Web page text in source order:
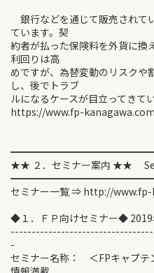
銀行などを通じて販売されて
ています。契
約者が払った保険料を外貨に換
利回りは高
めですが、為替変動のリスクや
し、後でトラブ
ルになるケースが目立ってきて
https://www.fp-
★★ ２．セミナー案内 ★★
セミナー一覧 ⇒ http://
◆１．ＦＰ向けセミナー◆ 2019
-
セミナー名称： ＜FPキャプテ